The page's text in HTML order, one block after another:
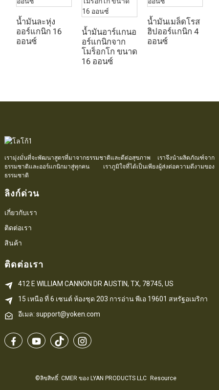
น้ำมันละหุ่ง
ออร์แกนิก 16
ออนซ์
น้ำมันอาร์แกนอ
อร์แกนิกจาก
โมร็อกโก ขนาด
16 ออนซ์
น้ำมันเมล็ดโรส
ฮิปออร์แกนิก 4
ออนซ์
เรามุ่งมั่นที่จะพัฒนาสูตรที่มาจากธรรมชาติและดีต่อสุขภาพ เราจึงนำผลิตภัณฑ์จาก
ธรรมชาติและออร์แกนิกมาสู่ทุกคน เราภูมิใจที่ได้เป็นเพียงผู้ส่งต่อความดีงามของ
ธรรมชาติ
ลิงก์ด่วน
เกี่ยวกับเรา
ติดต่อเรา
สินค้า
ติดต่อเรา
412 E WILLIAM CANNON DR AUSTIN, TX, 78745, US
15 เหนือ ที่ 6 เซนต์ ห้องชุด 203 การอ่าน พีเอ 19601 สหรัฐอเมริกา
อีเมล: support@yoken.com
©ลิขสิทธิ์: CMER ของ LYAN PRODUCTS LLC Resource